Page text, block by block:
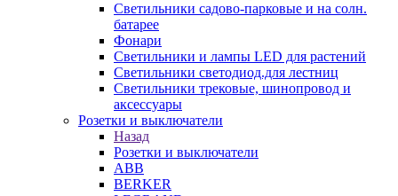
Светильники садово-парковые и на солн.
батарее
Фонари
Светильники и лампы LED для растений
Светильники светодиод.для лестниц
Светильники трековые, шинопровод и
аксессуары
Розетки и выключатели
Назад
Розетки и выключатели
ABB
BERKER